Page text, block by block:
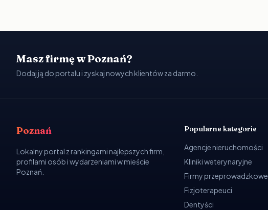
Masz firmę w Poznań?
Dodaj ją do portalu i zyskaj nowych klientów za darmo.
Poznań
Lokalny portal z rankingami najlepszych firm,
profilami osób i wydarzeniami w mieście
Poznań.
Popularne kategorie
Agencje nieruchomości
Kliniki weterynaryjne
Firmy przeprowadzkowe
Fizjoterapeuci
Dentyści